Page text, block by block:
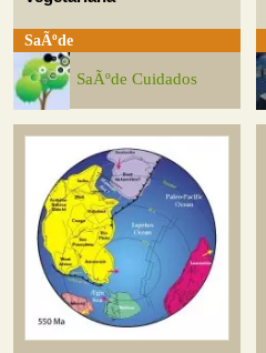
SaÃºde
SaÃºde Cuidados